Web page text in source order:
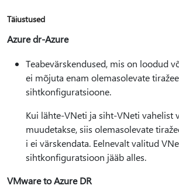
Täiustused
Azure dr-Azure
Teabevärskendused, mis on loodud
ei mõjuta enam olemasolevate
sihtkonfiguratsioone.
Kui lähte-VNeti ja siht-VNeti vahelist
muudetakse, siis olemasolevate
i ei värskendata. Eelnevalt valitud
sihtkonfiguratsioon jääb alles.
VMware to Azure DR